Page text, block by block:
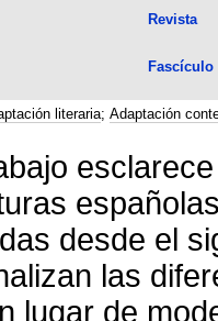
Revista
Fascículo
literaria; Adaptación
desde el
las
lugar de